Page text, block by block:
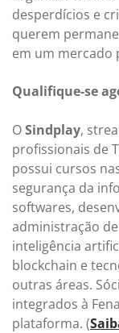
desperdícios e
querem
em um mercado
Qualifique-se
OSindplay,
profissionais de
possui cursos
segurança da
softwares,
administração
inteligência
blockchain e
outras áreas.
integrados à
plataforma. (